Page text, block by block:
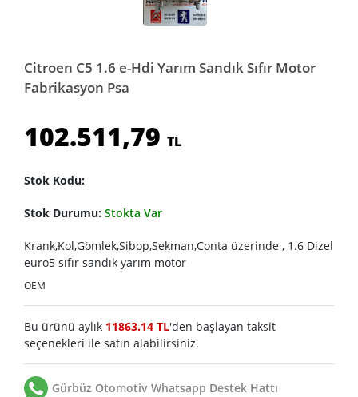
Citroen C5 1.6 e-Hdi Yarım Sandık Sıfır Motor
Fabrikasyon Psa
102.511,79 TL
Stok Kodu:
Stok Durumu: Stokta Var
Krank,Kol,Gömlek,Sibop,Sekman,Conta üzerinde , 1.6 Dizel
euro5 sıfır sandık yarım motor
OEM
Bu ürünü aylık 11863.14 TL'den başlayan taksit
seçenekleri ile satın alabilirsiniz.
Gürbüz Otomotiv Whatsapp Destek Hattı